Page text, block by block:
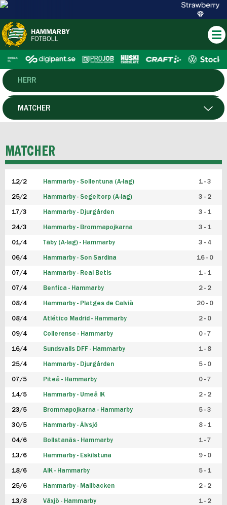
HERR
DAM
P19
F19
FUTSAL HERR
FUTSAL DAM
MATCHER
MATCHER
12/2 Hammarby - Sollentuna (A-lag) 1 - 3
25/2 Hammarby - Segeltorp (A-lag) 3 - 2
17/3 Hammarby - Djurgården 3 - 1
24/3 Hammarby - Brommapojkarna 3 - 1
01/4 Täby (A-lag) - Hammarby 3 - 4
06/4 Hammarby - Son Sardina 16 - 0
07/4 Hammarby - Real Betis 1 - 1
07/4 Benfica - Hammarby 2 - 2
08/4 Hammarby - Platges de Calvià 20 - 0
08/4 Atlético Madrid - Hammarby 2 - 0
09/4 Collerense - Hammarby 0 - 7
16/4 Sundsvalls DFF - Hammarby 1 - 8
25/4 Hammarby - Djurgården 5 - 0
07/5 Piteå - Hammarby 0 - 7
14/5 Hammarby - Umeå IK 2 - 2
23/5 Brommapojkarna - Hammarby 5 - 3
30/5 Hammarby - Älvsjö 8 - 1
04/6 Bollstanäs - Hammarby 1 - 7
13/6 Hammarby - Eskilstuna 9 - 0
18/6 AIK - Hammarby 5 - 1
25/6 Hammarby - Mallbacken 2 - 2
13/8 Växjö - Hammarby 1 - 2